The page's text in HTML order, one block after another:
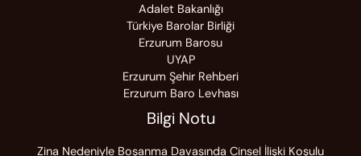
Adalet Bakanlığı
Türkiye Barolar Birliği
Erzurum Barosu
UYAP
Erzurum Şehir Rehberi
Erzurum Baro Levhası
Bilgi Notu
Zina Nedeniyle Boşanma Davasında Cinsel İlişki Koşulu